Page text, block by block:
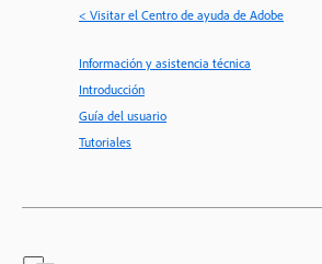
< Visitar el Centro de ayuda de Adobe
Información y asistencia técnica
Introducción
Guía del usuario
Tutoriales